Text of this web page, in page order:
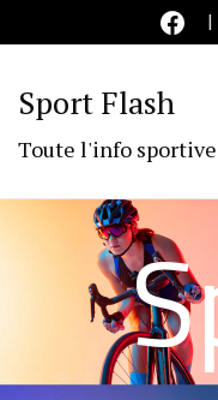
Sport Flash
Toute l'info